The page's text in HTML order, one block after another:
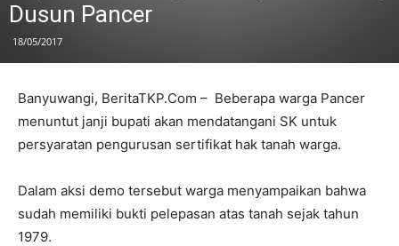
Dusun Pancer
18/05/2017
Banyuwangi, BeritaTKP.Com – Beberapa warga Pancer
menuntut janji bupati akan mendatangani SK untuk
persyaratan pengurusan sertifikat hak tanah warga.
Dalam aksi demo tersebut warga menyampaikan bahwa
sudah memiliki bukti pelepasan atas tanah sejak tahun
1979.